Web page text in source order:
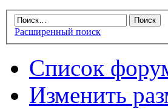
Расширенный поиск
Список
Изменить